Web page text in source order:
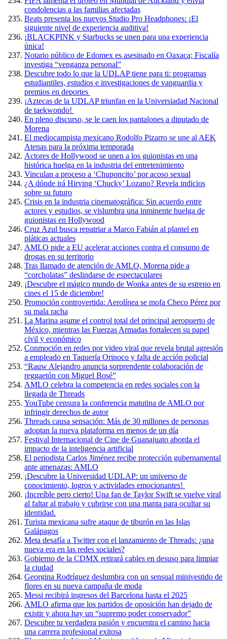
condolencias a las familias afectadas
Beats presenta los nuevos Studio Pro Headphones: ¡El
siguiente nivel de experiencia auditiva!
¡BLACKPINK y Starbucks se unen para una experiencia
única!
Notario público de Edomex es asesinado en Oaxaca; Fiscalía
investiga “venganza personal”
Descubre todo lo que la UDLAP tiene para ti: programas
estudiantiles, estudios e investigaciones de vanguardia y
premios en deportes
¡Aztecas de la UDLAP triunfan en la Universiadad Nacional
de taekwondo!
En pleno discurso, se le caen los pantalones a diputado de
Morena
El mediocampista mexicano Rodolfo Pizarro se une al AEK
Atenas para la próxima temporada
Actores de Hollywood se unen a los guionistas en una
histórica huelga en la industria del entretenimiento
Vinculan a proceso a ‘Chuponcito’ por acoso sexual
¿A dónde irá Hirving ‘Chucky’ Lozano? Revela indicios
sobre su futuro
Crisis en la industria cinematográfica: Sin acuerdo entre
actores y estudios, se vislumbra una inminente huelga de
guionistas en Hollywood
Cruz Azul busca repatriar a Marco Fabián al plantel en
pláticas actuales
AMLO pide a EU acelerar acciones contra el consumo de
drogas en su territorio
Tras llamado de atención de AMLO, Morena pide a
“corcholatas” deslindarse de espectaculares
¡Descubre el mágico mundo de Wonka antes de su estreno en
cines el 15 de diciembre!
Promoción controvertida: Aerolínea se mofa Checo Pérez por
su mala racha
La Marina asume el control total del principal aeropuerto de
México, mientras las Fuerzas Armadas fortalecen su papel
civil y económico
Conmoción en redes por video viral que revela brutal agresión
a empleado en Taquería Orinoco y falta de acción policial
“Rauw Alejandro anuncia sorprendente colaboración de
reggaetón con Miguel Bosé”
AMLO celebra la competencia en redes sociales con la
llegada de Threads
YouTube censura la conferencia matutina de AMLO por
infringir derechos de autor
Threads causa sensación: Más de 30 millones de personas
adoptan la nueva plataforma en menos de un día
Festival Internacional de Cine de Guanajuato aborda el
impacto de la inteligencia artificial
El periodista Carlos Jiménez recibe protección gubernamental
ante amenazas: AMLO
¡Descubre la Universidad UDLAP: un universo de
conocimiento, logros y actividades emocionantes!
¡Increíble pero cierto! Una fan de Taylor Swift se vuelve viral
al faltar al trabajo y cubrirse con una manta para ocultar su
identidad.
Turista mexicana sufre ataque de tiburón en las Islas
Galápagos
Meta desafía a Twitter con el lanzamiento de Threads: ¿una
nueva era en las redes sociales?
Gobierno de la CDMX retirará cables en desuso para limpiar
la ciudad
Georgina Rodríguez deslumbra con un sensual minivestido de
flores en su nueva campaña de moda
Messi recibirá ingresos del Barcelona hasta el 2025
AMLO afirma que los partidos de oposición han dejado de
existir y ahora hay un “supremo poder conservador”
Descubre tu verdadera pasión y encuentra el camino hacia
una carrera profesional exitosa